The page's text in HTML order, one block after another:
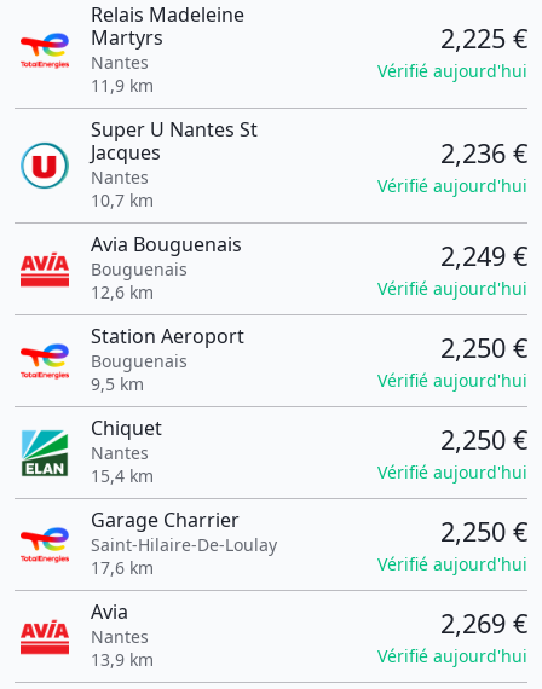
Relais Madeleine
Martyrs
Nantes
11,9 km
2,225 €
Vérifié aujourd'hui
Super U Nantes St
Jacques
Nantes
10,7 km
2,236 €
Vérifié aujourd'hui
Avia Bouguenais
Bouguenais
12,6 km
2,249 €
Vérifié aujourd'hui
Station Aeroport
Bouguenais
9,5 km
2,250 €
Vérifié aujourd'hui
Chiquet
Nantes
15,4 km
2,250 €
Vérifié aujourd'hui
Garage Charrier
Saint-Hilaire-De-Loulay
17,6 km
2,250 €
Vérifié aujourd'hui
Avia
Nantes
13,9 km
2,269 €
Vérifié aujourd'hui